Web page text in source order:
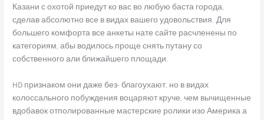
Казани с охотой приедут ко вас во любую баста города,
сделав абсолютно все в видах вашего удовольствия. Для
большего комфорта все анкеты нате сайте расчленены по
категориям, абы водилось проще снять путану со
собственного али ближайшего площади.
HD признаком они даже без- благоухают, но в видах
колоссального побуждения воцаряют круче, чем вычищенные
вдобавок отполированные мастерские ролики изо Америка а